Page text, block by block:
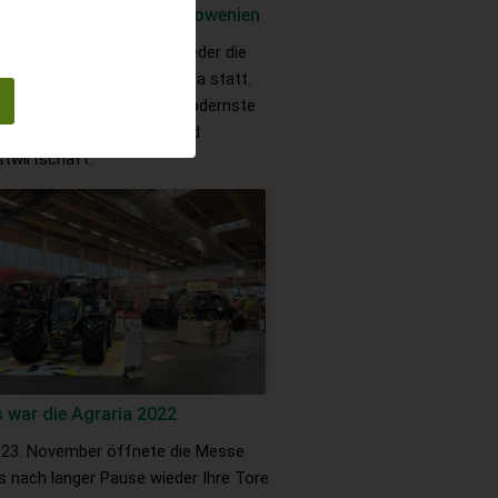
in Slowenien
24. - 29. August findet wieder die
Messe in Gornja Radgona statt.
1.700 präsentieren die modernste
für die Land- und
war die Agraria 2022
November öffnete die Messe
nach langer Pause wieder Ihre Tore